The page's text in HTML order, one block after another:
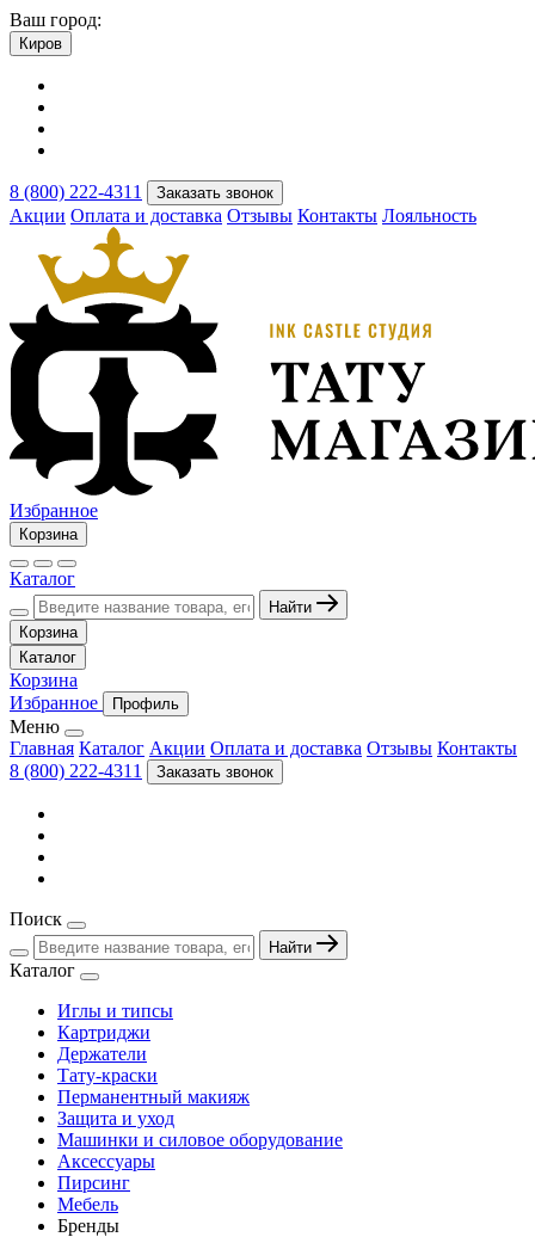
Ваш город:
Киров
8 (800) 222-4311 Заказать звонок
Акции Оплата и доставка Отзывы Контакты Лояльность
Избранное
Корзина
Каталог
Найти
Корзина
Каталог
Корзина
Избранное
Профиль
Меню
Главная Каталог Акции Оплата и доставка Отзывы Контакты
8 (800) 222-4311
Заказать звонок
Поиск
Найти
Каталог
Иглы и типсы
Картриджи
Держатели
Тату-краски
Перманентный макияж
Защита и уход
Машинки и силовое оборудование
Аксессуары
Пирсинг
Мебель
Бренды